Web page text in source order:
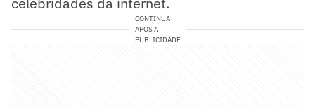
CONTINUA
APÓS A
PUBLICIDADE